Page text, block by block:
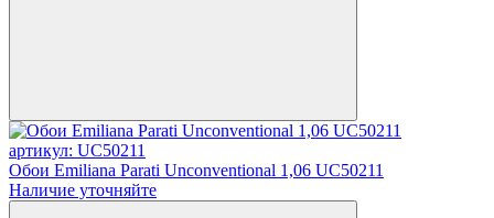
артикул: UC50211
Обои Emiliana Parati Unconventional 1,06 UC50211
Наличие уточняйте